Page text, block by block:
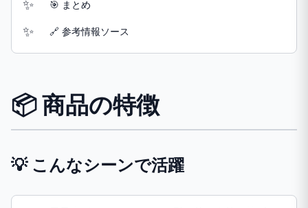
🎯 まとめ
🔗 参考情報ソース
📦 商品の特徴
💡 こんなシーンで活躍